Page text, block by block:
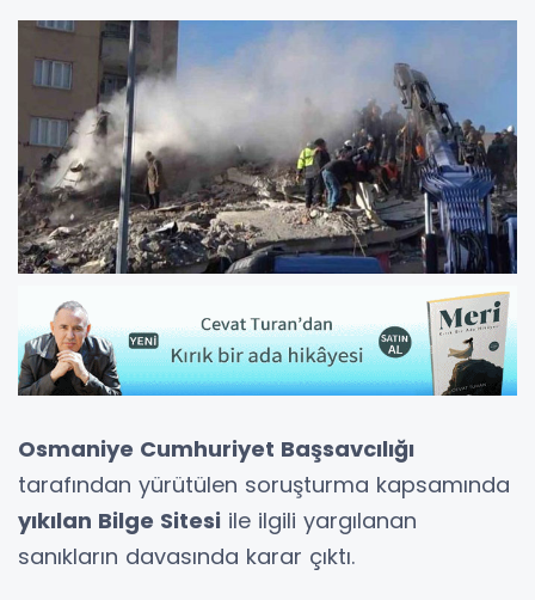
Osmaniye Cumhuriyet Başsavcılığı
tarafından yürütülen soruşturma kapsamında
yıkılan Bilge Sitesi ile ilgili yargılanan
sanıkların davasında karar çıktı.